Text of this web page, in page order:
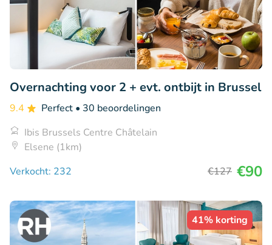
Overnachting voor 2 + evt. ontbijt in Brussel
9.4 Perfect • 30 beoordelingen
Ibis Brussels Centre Châtelain
Elsene (1km)
Verkocht: 232
€127 €90
41% korting